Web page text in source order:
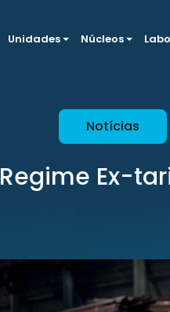
Unidades Núcleos
Notícias
Regime Ex-